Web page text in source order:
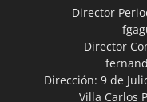
Director
Director
Dirección: 9 de
Villa Carlos